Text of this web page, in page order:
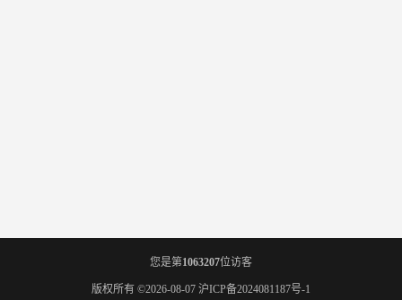
您是第1063207位访客
版权所有 ©2026-08-07 沪ICP备2024081187号-1